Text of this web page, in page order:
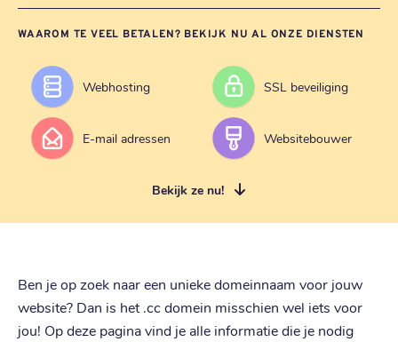
WAAROM TE VEEL BETALEN? BEKIJK NU AL ONZE DIENSTEN
Webhosting SSL beveiliging
E-mail adressen Websitebouwer
Bekijk ze nu!
Ben je op zoek naar een unieke domeinnaam voor jouw
website? Dan is het .cc domein misschien wel iets voor
jou! Op deze pagina vind je alle informatie die je nodig